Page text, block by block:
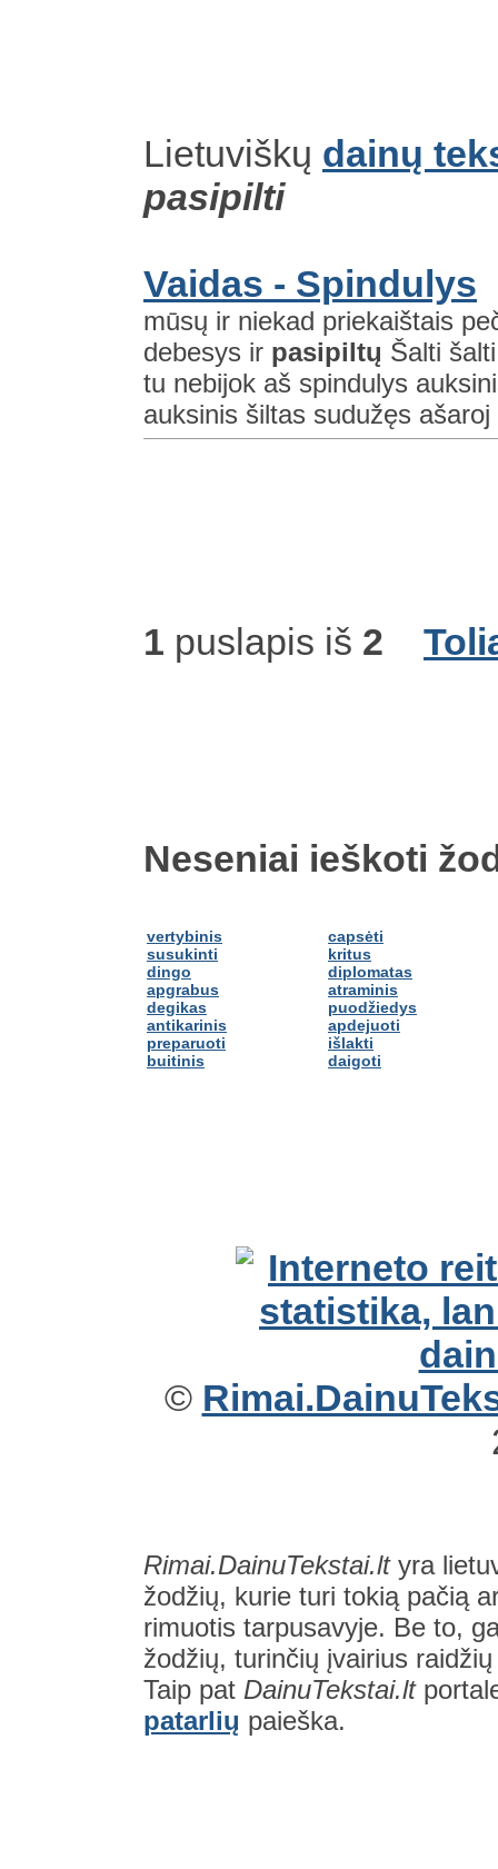
Lietuviškų dainų
pasipilti
Vaidas - Spindulys
mūsų ir niekad priekaištais
debesys ir pasipiltų Šalti
tu nebijok aš spindulys
auksinis šiltas sudužęs
1 puslapis iš 2
Neseniai ieškoti
vertybinis
susukinti
dingo
apgrabus
degikas
antikarinis
preparuoti
buitinis
capsėti
kritus
diplomatas
atraminis
puodžiedys
apdejuoti
išlakti
daigoti
©
Rimai.DainuTekstai.ltyra
žodžių, kurie turi tokią pačią
rimuotis tarpusavyje. Be to,
žodžių, turinčių įvairius
Taip pat DainuTekstai.lt
patarlių paieška.